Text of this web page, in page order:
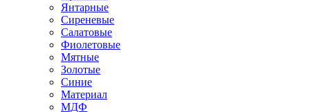
Янтарные
Сиреневые
Салатовые
Фиолетовые
Мятные
Золотые
Синие
Материал
МДФ